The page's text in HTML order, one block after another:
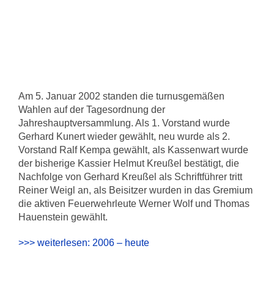
Am 5. Januar 2002 standen die turnusgemäßen
Wahlen auf der Tagesordnung der
Jahreshauptversammlung. Als 1. Vorstand wurde
Gerhard Kunert wieder gewählt, neu wurde als 2.
Vorstand Ralf Kempa gewählt, als Kassenwart wurde
der bisherige Kassier Helmut Kreußel bestätigt, die
Nachfolge von Gerhard Kreußel als Schriftführer tritt
Reiner Weigl an, als Beisitzer wurden in das Gremium
die aktiven Feuerwehrleute Werner Wolf und Thomas
Hauenstein gewählt.
>>> weiterlesen: 2006 – heute